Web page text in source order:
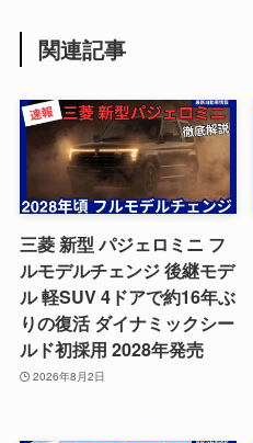
関連記事
三菱 新型 パジェロミニ フ
ルモデルチェンジ 後継モデ
ル 軽SUV 4ドアで約16年ぶ
りの復活 ダイナミックシー
ルド初採用 2028年発売
2026年8月2日